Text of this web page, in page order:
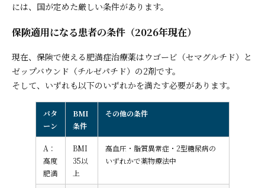
には、国が定めた厳しい条件があります。
保険適用になる患者の条件（2026年現在）
現在、保険で使える肥満症治療薬はウゴービ（セマグルチド）と
ゼップバウンド（チルゼパチド）の2剤です。
そして、いずれも以下のいずれかを満たす必要があります。
パタ
ーン
BMI
条件
その他の条件
A：
高度
肥満
BMI
35以
上
高血圧・脂質異常症・2型糖尿病の
いずれかで薬物療法中